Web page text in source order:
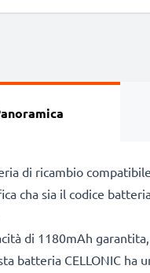
di ricambio
cha sia il codice
di 1180mAh
batteria CELLONIC ha